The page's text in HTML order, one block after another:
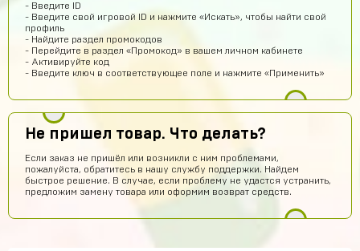
- Введите ID
- Введите свой игровой ID и нажмите «Искать», чтобы найти свой
профиль
- Найдите раздел промокодов
- Перейдите в раздел «Промокод» в вашем личном кабинете
- Активируйте код
- Введите ключ в соответствующее поле и нажмите «Применить»
Не пришел товар. Что делать?
Если заказ не пришёл или возникли с ним проблемами,
пожалуйста, обратитесь в нашу службу поддержки. Найдем
быстрое решение. В случае, если проблему не удастся устранить,
предложим замену товара или оформим возврат средств.
Re:пингвин
Хорошо может куплю
Denisych Tablovsky 11 часов назад
здравствуйте
9 часов назад
Я купил аккаунт Brawl Stars и мне все пришло так что кто
сомневаеца берите не пожилеете
СП
Я не знаю этот сайт первый раз купил вроде что-то
пришло